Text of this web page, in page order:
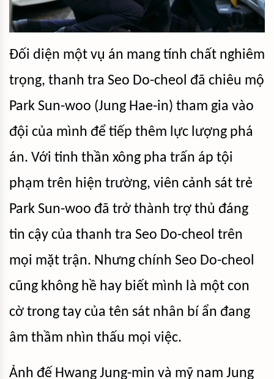
Đối diện một vụ án mang tính chất nghiêm
trọng, thanh tra Seo Do-cheol đã chiêu mộ
Park Sun-woo (Jung Hae-in) tham gia vào
đội của mình để tiếp thêm lực lượng phá
án. Với tinh thần xông pha trấn áp tội
phạm trên hiện trường, viên cảnh sát trẻ
Park Sun-woo đã trở thành trợ thủ đáng
tin cậy của thanh tra Seo Do-cheol trên
mọi mặt trận. Nhưng chính Seo Do-cheol
cũng không hề hay biết mình là một con
cờ trong tay của tên sát nhân bí ẩn đang
âm thầm nhìn thấu mọi việc.
Ảnh đế Hwang Jung-min và mỹ nam Jung